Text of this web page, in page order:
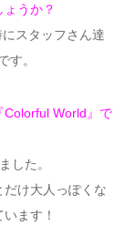
うか？
スタッフさん達
す。
World』で
した。
け大人っぽくな
ます！